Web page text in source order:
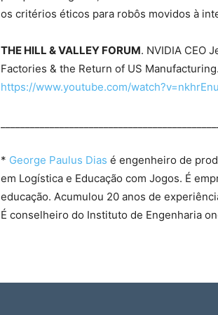
os critérios éticos para robôs movidos à
THE HILL & VALLEY FORUM. NVIDIA CEO
Factories & the Return of US
https://www.youtube.com/
* George Paulus Dias é engenheiro de
em Logística e Educação com Jogos. É
educação. Acumulou 20 anos de
É conselheiro do Instituto de Engenharia